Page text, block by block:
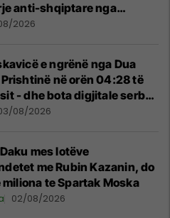
anti-shqiptare nga
2026
e ngrënë nga Dua
në orën 04:28 të
- dhe bota digjitale serbe
e luftës
08/2026
mes lotëve
me Rubin Kazanin, do
te Spartak Moska
02/08/2026